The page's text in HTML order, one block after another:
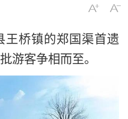
王桥镇的郑国渠首遗
游客争相而至。